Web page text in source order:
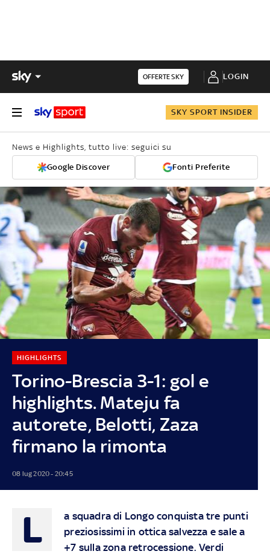
OFFERTE SKY LOGIN
SKY SPORT INSIDER
News e Highlights, tutto live: seguici su
Google Discover Fonti Preferite
Torino-Brescia 3-1: gol e
highlights. Mateju fa
autorete, Belotti, Zaza
firmano la rimonta
HIGHLIGHTS
08 lug 2020 - 20:45
L
a squadra di Longo conquista tre punti
preziosissimi in ottica salvezza e sale a
+7 sulla zona retrocessione. Verdi